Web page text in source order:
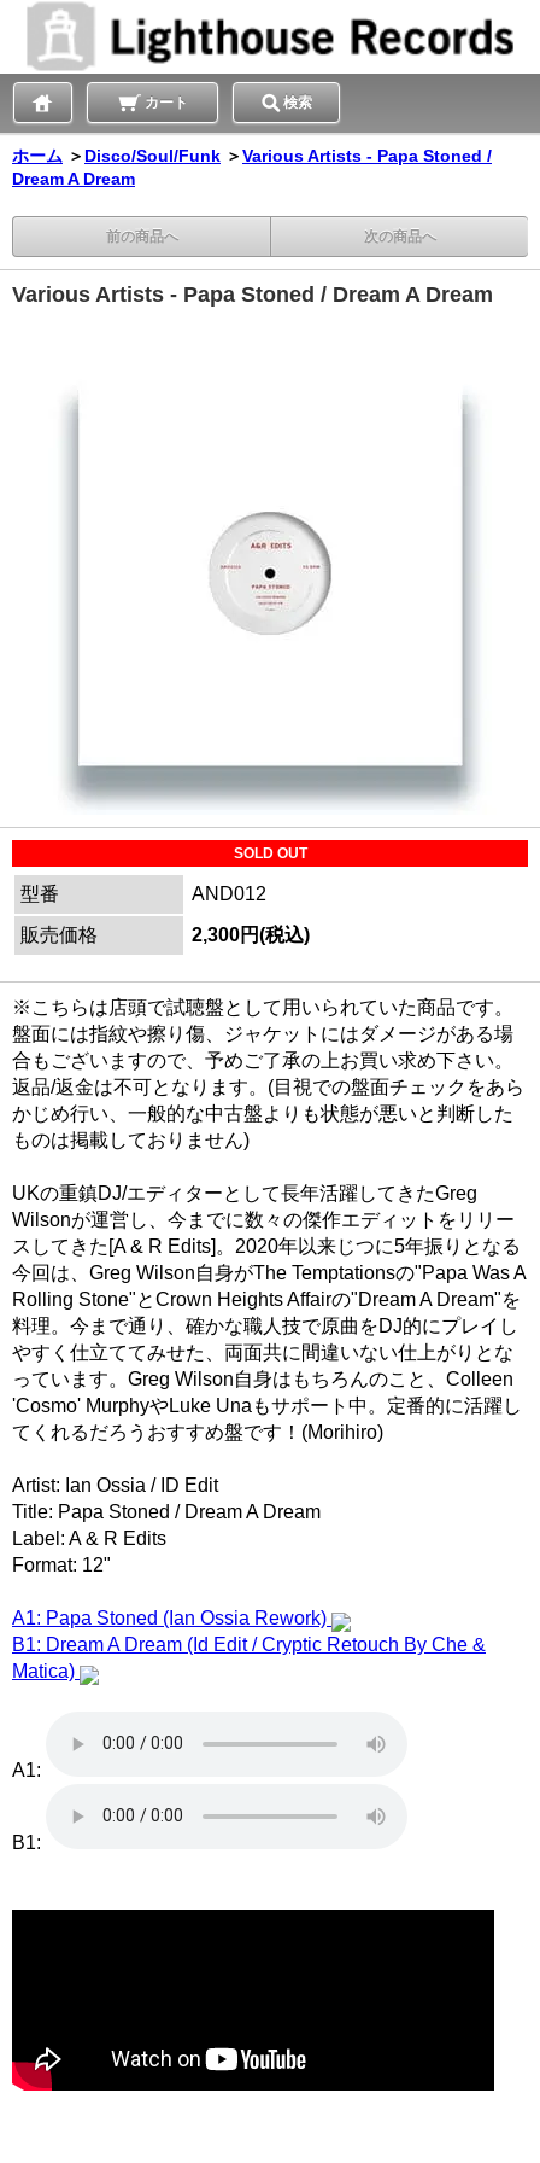
カート 検索
ホーム ＞ Disco/Soul/Funk ＞Various Artists - Papa Stoned /
Dream A Dream
前の商品へ 次の商品へ
Various Artists - Papa Stoned / Dream A Dream
SOLD OUT
型番
AND012
販売価格
2,300円(税込)
※こちらは店頭で試聴盤として用いられていた商品です。
盤面には指紋や擦り傷、ジャケットにはダメージがある場
合もございますので、予めご了承の上お買い求め下さい。
返品/返金は不可となります。(目視での盤面チェックをあら
かじめ行い、一般的な中古盤よりも状態が悪いと判断した
ものは掲載しておりません)
UKの重鎮DJ/エディターとして長年活躍してきたGreg
Wilsonが運営し、今までに数々の傑作エディットをリリー
スしてきた[A & R Edits]。2020年以来じつに5年振りとなる
今回は、Greg Wilson自身がThe Temptationsの"Papa Was A
Rolling Stone"とCrown Heights Affairの"Dream A Dream"を
料理。今まで通り、確かな職人技で原曲をDJ的にプレイし
やすく仕立ててみせた、両面共に間違いない仕上がりとな
っています。Greg Wilson自身はもちろんのこと、Colleen
'Cosmo' MurphyやLuke Unaもサポート中。定番的に活躍し
てくれるだろうおすすめ盤です！(Morihiro)
Artist: Ian Ossia / ID Edit
Title: Papa Stoned / Dream A Dream
Label: A & R Edits
Format: 12"
A1: Papa Stoned (Ian Ossia Rework)
B1: Dream A Dream (Id Edit / Cryptic Retouch By Che &
Matica)
A1:
B1: